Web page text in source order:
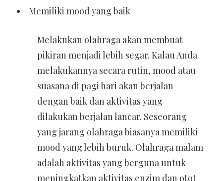
Memiliki mood yang baik
Melakukan olahraga akan membuat
pikiran menjadi lebih segar. Kalau Anda
melakukannya secara rutin, mood atau
suasana di pagi hari akan berjalan
dengan baik dan aktivitas yang
dilakukan berjalan lancar. Seseorang
yang jarang olahraga biasanya memiliki
mood yang lebih buruk. Olahraga malam
adalah aktivitas yang berguna untuk
meningkatkan aktivitas enzim dan otot